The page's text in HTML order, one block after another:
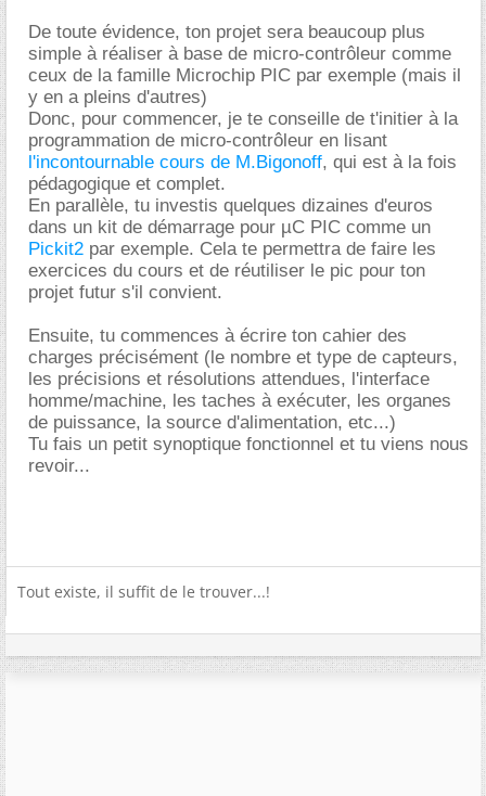
De toute évidence, ton projet sera beaucoup plus
simple à réaliser à base de micro-contrôleur comme
ceux de la famille Microchip PIC par exemple (mais il
y en a pleins d'autres)
Donc, pour commencer, je te conseille de t'initier à la
programmation de micro-contrôleur en lisant
l'incontournable cours de M.Bigonoff, qui est à la fois
pédagogique et complet.
En parallèle, tu investis quelques dizaines d'euros
dans un kit de démarrage pour µC PIC comme un
Pickit2 par exemple. Cela te permettra de faire les
exercices du cours et de réutiliser le pic pour ton
projet futur s'il convient.
Ensuite, tu commences à écrire ton cahier des
charges précisément (le nombre et type de capteurs,
les précisions et résolutions attendues, l'interface
homme/machine, les taches à exécuter, les organes
de puissance, la source d'alimentation, etc...)
Tu fais un petit synoptique fonctionnel et tu viens nous
revoir...
Tout existe, il suffit de le trouver...!